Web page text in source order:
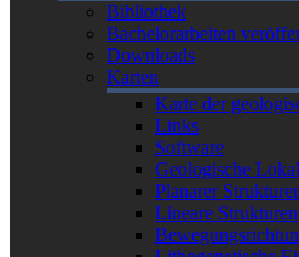
Bibliothek
Bachelorarbeiten
Downloads
Karten
Karte der
Links
Software
Geologische
Planarer
Lineare Strukturen